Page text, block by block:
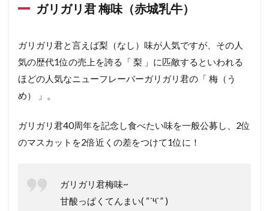
ガリガリ君 梅味（赤城乳牛）
ガリガリ君と言えば梨（なし）味が人気ですが、その人
気の歴代1位の売上を誇る「 梨 」に匹敵するといわれる
ほどの人気なニューフレーバーガリガリ君の「 梅（う
め） 」。
ガリガリ君40周年を記念し食べたい味を一般公募し、2位
のマスカットを2倍近くの差をつけて1位に！
ガリガリ君梅味~
甘酸っぱくてんまい( “´༥`” )